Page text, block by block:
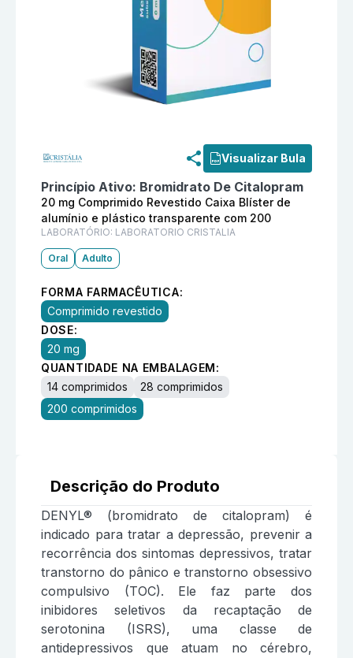
Visualizar Bula
Princípio Ativo: Bromidrato De Citalopram
20 mg Comprimido Revestido Caixa Blíster de
alumínio e plástico transparente com 200
LABORATÓRIO: LABORATORIO CRISTALIA
Oral Adulto
FORMA FARMACÊUTICA:
Comprimido revestido
DOSE:
20 mg
QUANTIDADE NA EMBALAGEM:
14 comprimidos
28 comprimidos
200 comprimidos
Descrição do Produto
DENYL® (bromidrato de citalopram) é
indicado para tratar a depressão, prevenir a
recorrência dos sintomas depressivos, tratar
transtorno do pânico e transtorno obsessivo
compulsivo (TOC). Ele faz parte dos
inibidores seletivos da recaptação de
serotonina (ISRS), uma classe de
antidepressivos que atuam no cérebro,